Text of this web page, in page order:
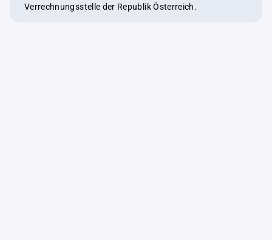
Verrechnungsstelle der Republik Österreich.